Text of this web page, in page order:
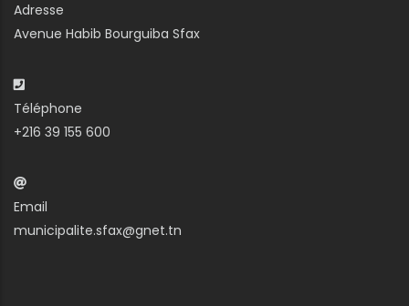
Adresse
Avenue Habib Bourguiba Sfax
Téléphone
+216 39 155 600
Email
municipalite.sfax@gnet.tn